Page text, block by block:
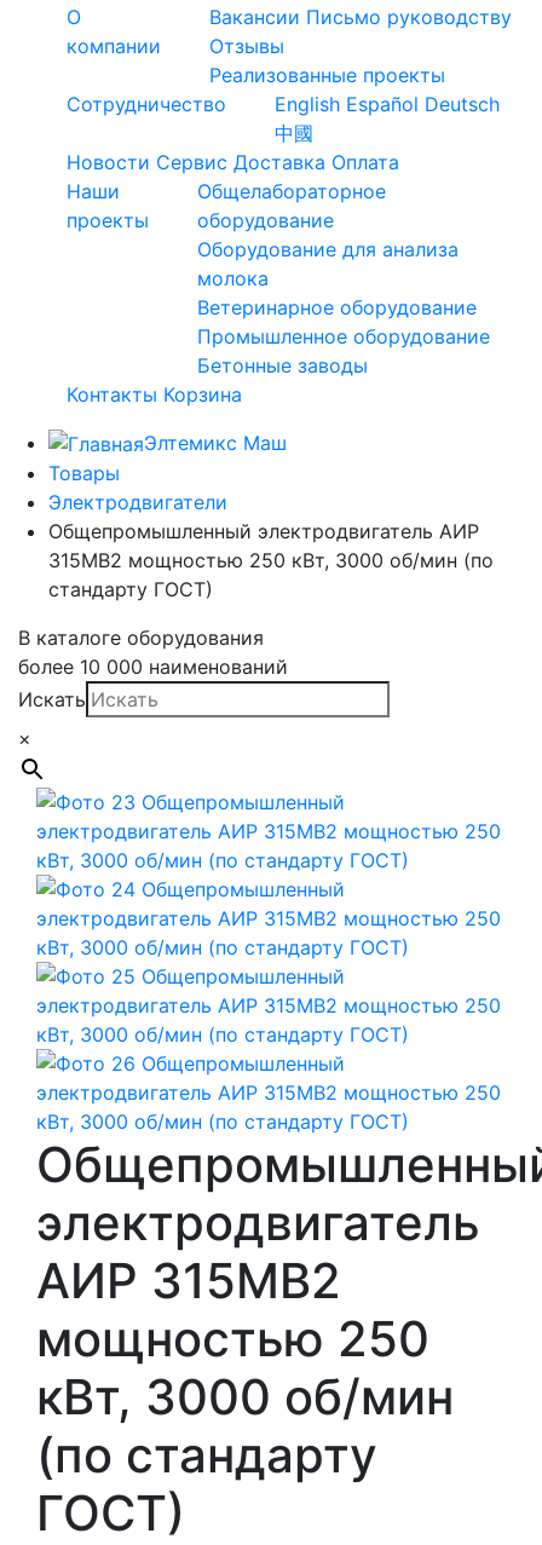
О
компании
Вакансии Письмо руководству
Отзывы
Реализованные проекты
Сотрудничество
English Español Deutsch
中國
Новости Сервис Доставка Оплата
Наши
проекты
Общелабораторное
оборудование
Оборудование для анализа
молока
Ветеринарное оборудование
Промышленное оборудование
Бетонные заводы
Контакты Корзина
Элтемикс Маш
Товары
Электродвигатели
Общепромышленный электродвигатель АИР
315МВ2 мощностью 250 кВт, 3000 об/мин (по
стандарту ГОСТ)
В каталоге оборудования
более 10 000 наименований
Искать
×
электродвигатель
АИР 315МВ2
мощностью 250
кВт, 3000 об/мин
(по стандарту
ГОСТ)